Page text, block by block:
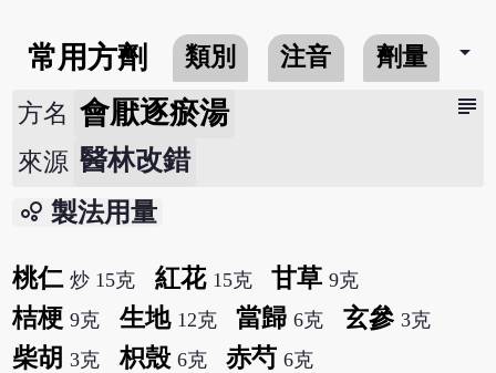
常用方劑 類別 注音 劑量 arrow_drop_down
subject
方名 會厭逐瘀湯
來源 醫林改錯
bubble_chart 製法用量
桃仁 炒 15克 紅花 15克 甘草 9克
桔梗 9克 生地 12克 當歸 6克 玄參 3克
柴胡 3克 枳殼 6克 赤芍 6克